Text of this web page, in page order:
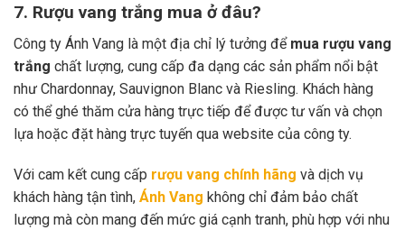
7. Rượu vang trắng mua ở đâu?
Công ty Ánh Vang là một địa chỉ lý tưởng để mua rượu vang
trắng chất lượng, cung cấp đa dạng các sản phẩm nổi bật
như Chardonnay, Sauvignon Blanc và Riesling. Khách hàng
có thể ghé thăm cửa hàng trực tiếp để được tư vấn và chọn
lựa hoặc đặt hàng trực tuyến qua website của công ty.
Với cam kết cung cấp rượu vang chính hãng và dịch vụ
khách hàng tận tình, Ánh Vang không chỉ đảm bảo chất
lượng mà còn mang đến mức giá cạnh tranh, phù hợp với nhu